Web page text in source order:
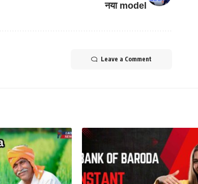
नया model
Leave a Comment